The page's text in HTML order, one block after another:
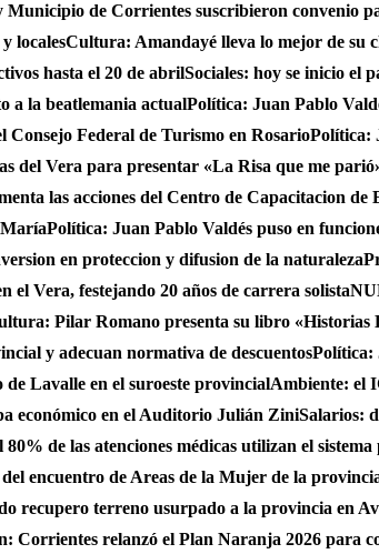
de Corrientes suscribieron convenio
localesCultura: Amandayé lleva lo mejor de su
hasta el 20 de abrilSociales: hoy se inicio el
a la beatlemania actualPolítica: Juan Pablo
Consejo Federal de Turismo en RosarioPolítica:
del Vera para presentar «La Risa que me
las acciones del Centro de Capacitacion de
MaríaPolítica: Juan Pablo Valdés puso en
en proteccion y difusion de la naturaleza
el Vera, festejando 20 años de carrera solista
Pilar Romano presenta su libro «Historias
y adecuan normativa de descuentosPolítica:
Lavalle en el suroeste provincialAmbiente: el
económico en el Auditorio Julián ZiniSalarios:
de las atenciones médicas utilizan el
encuentro de Areas de la Mujer de la
recupero terreno usurpado a la provincia en
Corrientes relanzó el Plan Naranja 2026 para